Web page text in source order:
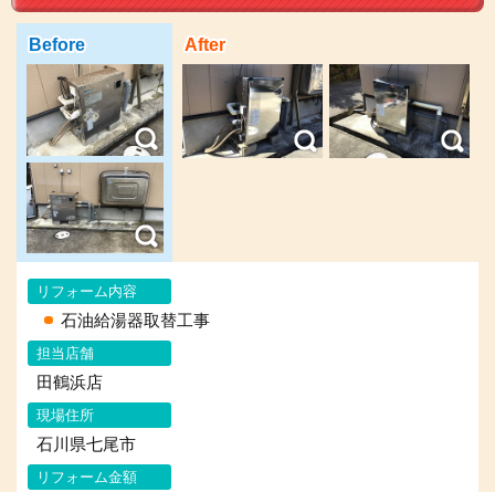
Before
リフォーム内容
石油給湯器取替工事
担当店舗
田鶴浜店
現場住所
石川県七尾市
リフォーム金額